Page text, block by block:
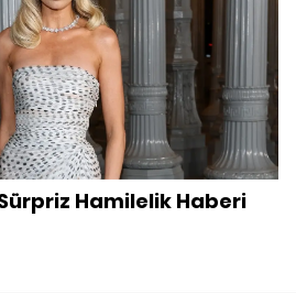
Hamilelik Haberi